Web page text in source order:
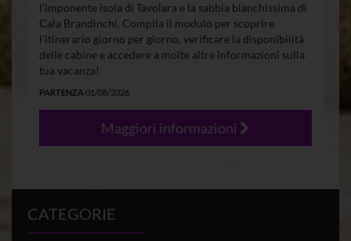
l’imponente isola di Tavolara e la sabbia bianchissima di
Cala Brandinchi. Compila il modulo per scoprire
l’itinerario giorno per giorno, verificare la disponibilità
delle cabine e accedere a molte altre informazioni sulla
tua vacanza!
PARTENZA 01/08/2026
Maggiori informazioni
CATEGORIE